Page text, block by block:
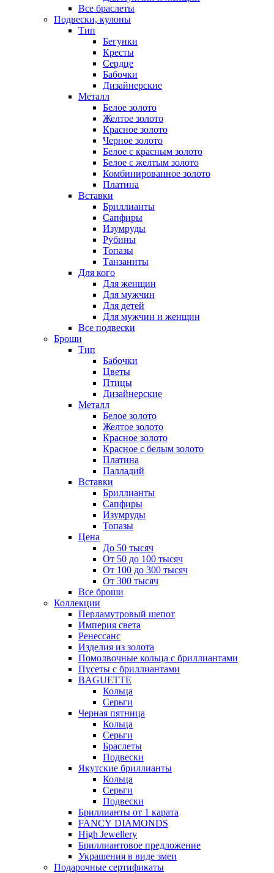
Все браслеты
Подвески, кулоны
Тип
Бегунки
Кресты
Сердце
Бабочки
Дизайнерские
Металл
Белое золото
Желтое золото
Красное золото
Черное золото
Белое с красным золото
Белое с желтым золото
Комбинированное золото
Платина
Вставки
Бриллианты
Сапфиры
Изумруды
Рубины
Топазы
Танзаниты
Для кого
Для женщин
Для мужчин
Для детей
Для мужчин и женщин
Все подвески
Броши
Тип
Бабочки
Цветы
Птицы
Дизайнерские
Металл
Белое золото
Желтое золото
Красное золото
Красное с белым золото
Платина
Палладий
Вставки
Бриллианты
Сапфиры
Изумруды
Топазы
Цена
До 50 тысяч
От 50 до 100 тысяч
От 100 до 300 тысяч
От 300 тысяч
Все броши
Коллекции
Перламутровый шепот
Империя света
Ренессанс
Изделия из золота
Помолвочные кольца с бриллиантами
Пусеты с бриллиантами
BAGUETTE
Кольца
Серьги
Черная пятница
Кольца
Серьги
Браслеты
Подвески
Якутские бриллианты
Кольца
Серьги
Подвески
Бриллианты от 1 карата
FANCY DIAMONDS
High Jewellery
Бриллиантовое предложение
Украшения в виде змеи
Подарочные сертификаты